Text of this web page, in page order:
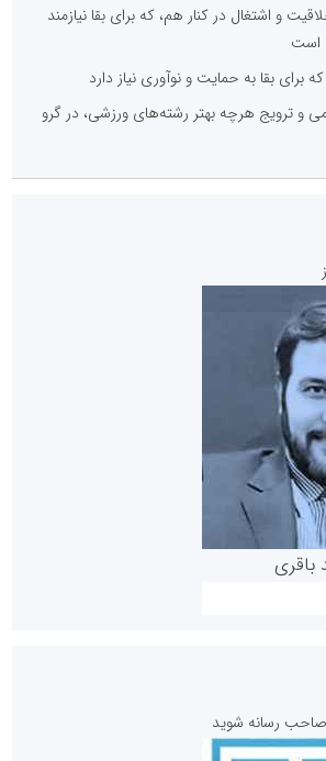
و اشتغال در کنار هم، که برای بقا نیازمند
است
برای بقا به حمایت و نوآوری نیاز دارد
و ترویج هرچه بهتر رشته‌های ورزشی، در گرو
باقری
صاحب رسانه شوید